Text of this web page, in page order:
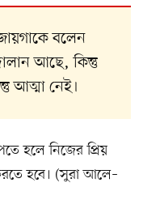
বলেন
আছে, কিন্তু
আত্মা নেই।
হলে নিজের প্রিয়
হবে। (সুরা আলে–